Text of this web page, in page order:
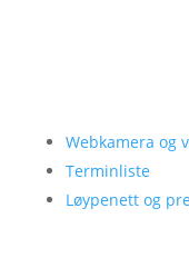
Webkamera og
Terminliste
Løypenett og